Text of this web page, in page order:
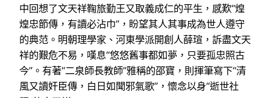
中回想了文天祥鞠旅勤王又取義成仁的平生，感歎“煌
煌忠節傳，有讀必沾巾”，盼望其人其事成為世人遵守
的典范。明朝理學家、河東學派開創人薛瑄，訴盡文天
祥的艱危不易，嘆息“悠悠舊事都如夢，只要孤忠照古
今”。有著“二泉師長教師”雅稱的邵寶，則揮筆寫下“清
風又讀奸臣傳，白日如聞邪氣歌”，懷念以身“逝世社